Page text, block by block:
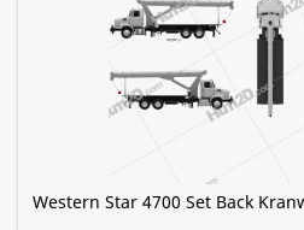
Western Star 4700 Set Back